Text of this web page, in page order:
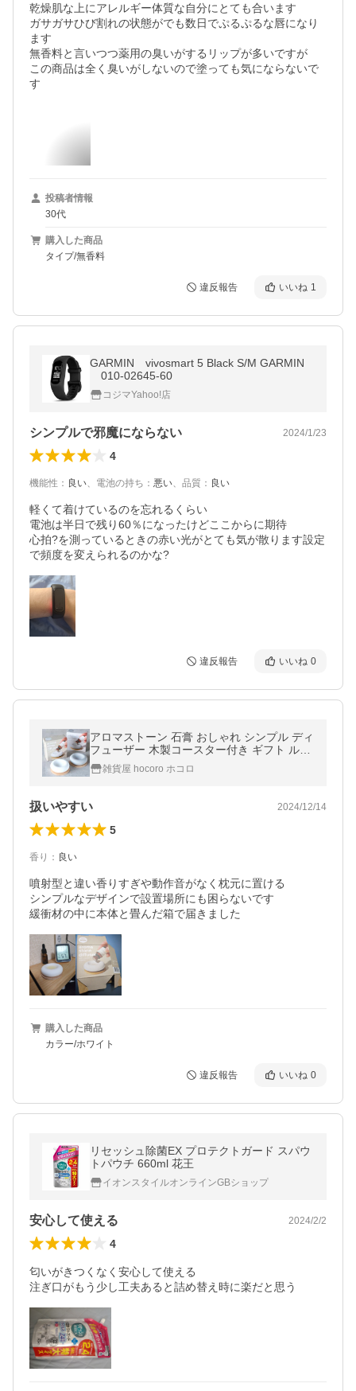
乾燥肌な上にアレルギー体質な自分にとても合います
ガサガサひび割れの状態がでも数日でぷるぷるな唇になり
ます
無香料と言いつつ薬用の臭いがするリップが多いですが
この商品は全く臭いがしないので塗っても気にならないで
す
投稿者情報
30代
購入した商品
タイプ/無香料
違反報告 いいね 1
GARMIN vivosmart 5 Black S/M GARMIN
010-02645-60
コジマYahoo!店
シンプルで邪魔にならない 2024/1/23
4
機能性 ： 良い、 電池の持ち ： 悪い、 品質 ： 良い
軽くて着けているのを忘れるくらい
電池は半日で残り60％になったけどここからに期待
心拍?を測っているときの赤い光がとても気が散ります設定
で頻度を変えられるのかな?
違反報告 いいね 0
アロマストーン 石膏 おしゃれ シンプル ディ
フューザー 木製コースター付き ギフト ルー
ムフレグランス おしゃれ ミニマル メール便
送料無料
雑貨屋 hocoro ホコロ
扱いやすい 2024/12/14
5
香り ： 良い
噴射型と違い香りすぎや動作音がなく枕元に置ける
シンプルなデザインで設置場所にも困らないです
緩衝材の中に本体と畳んだ箱で届きました
購入した商品
カラー/ホワイト
違反報告 いいね 0
リセッシュ除菌EX プロテクトガード スパウ
トパウチ 660ml 花王
イオンスタイルオンラインGBショップ
安心して使える 2024/2/2
4
匂いがきつくなく安心して使える
注ぎ口がもう少し工夫あると詰め替え時に楽だと思う